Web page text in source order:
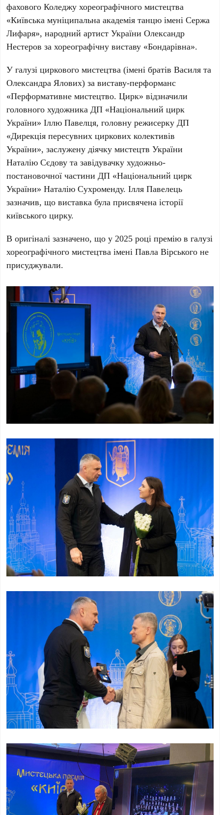
фахового Коледжу хореографічного мистецтва
«Київська муніципальна академія танцю імені Сержа
Лифаря», народний артист УкраїниОлександр
Нестеров за хореографічну виставу «Бондарівна».
У галузі циркового мистецтва (імені братів Василя та
Олександра Ялових) за виставу-перформанс
«Перформативне мистецтво. Цирк» відзначили
головного художникаДП «Національний цирк
України» Іллю Павелця, головну режисеркуДП
«Дирекція пересувних циркових колективів
України», заслужену діячку мистецтв України
Наталію Сєдову та завідувачку художньо-
постановочної частиниДП «Національний цирк
України» Наталію Сухроменду. Ілля Павелець
зазначив, що виставка була присвячена історії
київського цирку.
В оригіналі зазначено, що у2025 році премію в галузі
хореографічного мистецтва іменіПавла Вірського не
присуджували.